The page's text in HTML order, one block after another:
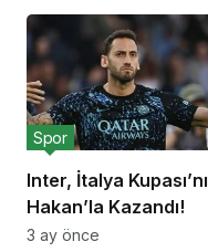
Inter, İtalya Kupası’nı
Hakan’la Kazandı!
Spor
3 ay önce